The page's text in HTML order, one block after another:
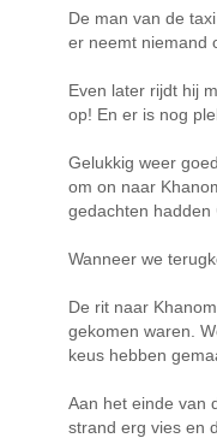
De man van de
er neemt niemand
Even later rijdt hij
op! En er is nog
Gelukkig weer
om on naar
gedachten hadden
Wanneer we
De rit naar
gekomen waren.
keus hebben
Aan het einde van
strand erg vies en